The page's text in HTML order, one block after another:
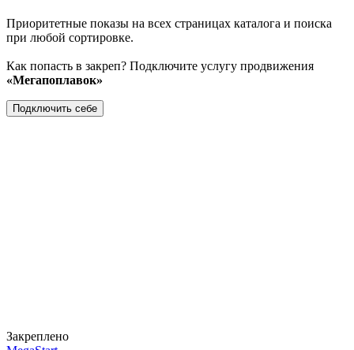
Приоритетные показы на всех страницах каталога и поиска
при любой сортировке.
Как попасть в закреп? Подключите услугу продвижения
«Мегапоплавок»
Подключить себе
Закреплено